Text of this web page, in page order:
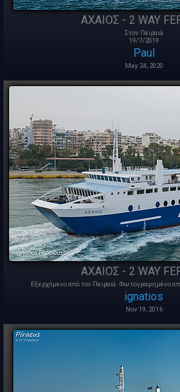
ΑΧΑΙΟΣ - 2 WAY
Στον Πειραιά
19/7/2019
Paul
May 24, 2020
ΑΧΑΙΟΣ - 2 WAY
Εξερχόμενο από τον Πειραιά. Φωτογραφημένο
ignatios
Nov 19, 2016